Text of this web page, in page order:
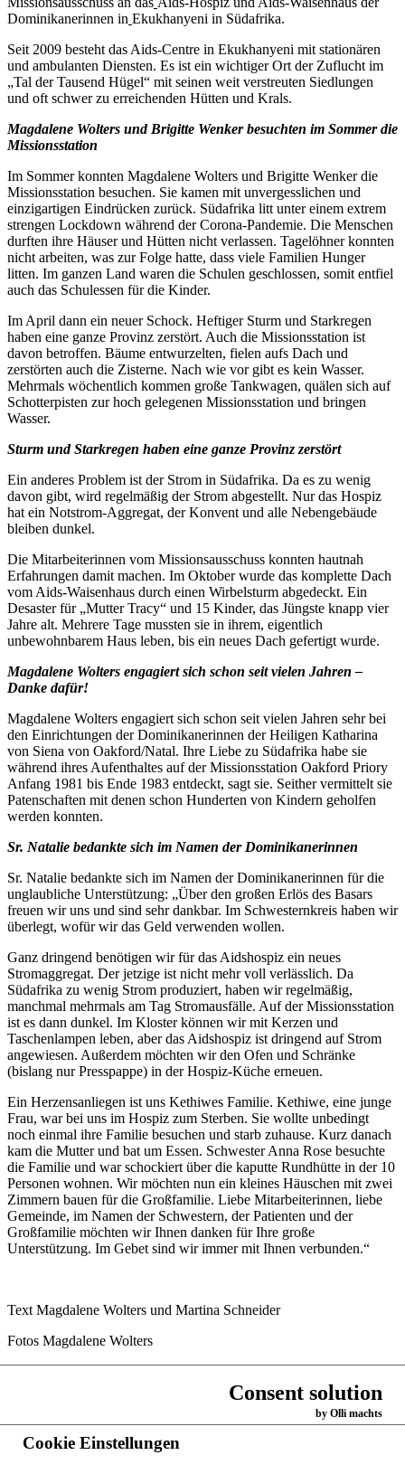
Dominikanerinnen in Ekukhanyeni in Südafrika.
Seit 2009 besteht das Aids-Centre in Ekukhanyeni mit stationären
und ambulanten Diensten. Es ist ein wichtiger Ort der Zuflucht im
„Tal der Tausend Hügel“ mit seinen weit verstreuten Siedlungen
und oft schwer zu erreichenden Hütten und Krals.
Magdalene Wolters und Brigitte Wenker besuchten im Sommer die
Missionsstation
Im Sommer konnten Magdalene Wolters und Brigitte Wenker die
Missionsstation besuchen. Sie kamen mit unvergesslichen und
einzigartigen Eindrücken zurück. Südafrika litt unter einem extrem
strengen Lockdown während der Corona-Pandemie. Die Menschen
durften ihre Häuser und Hütten nicht verlassen. Tagelöhner konnten
nicht arbeiten, was zur Folge hatte, dass viele Familien Hunger
litten. Im ganzen Land waren die Schulen geschlossen, somit entfiel
auch das Schulessen für die Kinder.
Im April dann ein neuer Schock. Heftiger Sturm und Starkregen
haben eine ganze Provinz zerstört. Auch die Missionsstation ist
davon betroffen. Bäume entwurzelten, fielen aufs Dach und
zerstörten auch die Zisterne. Nach wie vor gibt es kein Wasser.
Mehrmals wöchentlich kommen große Tankwagen, quälen sich auf
Schotterpisten zur hoch gelegenen Missionsstation und bringen
Wasser.
Sturm und Starkregen haben eine ganze Provinz zerstört
Ein anderes Problem ist der Strom in Südafrika. Da es zu wenig
davon gibt, wird regelmäßig der Strom abgestellt. Nur das Hospiz
hat ein Notstrom-Aggregat, der Konvent und alle Nebengebäude
bleiben dunkel.
Die Mitarbeiterinnen vom Missionsausschuss konnten hautnah
Erfahrungen damit machen. Im Oktober wurde das komplette Dach
vom Aids-Waisenhaus durch einen Wirbelsturm abgedeckt. Ein
Desaster für „Mutter Tracy“ und 15 Kinder, das Jüngste knapp vier
Jahre alt. Mehrere Tage mussten sie in ihrem, eigentlich
unbewohnbarem Haus leben, bis ein neues Dach gefertigt wurde.
Magdalene Wolters engagiert sich schon seit vielen Jahren –
Danke dafür!
Magdalene Wolters engagiert sich schon seit vielen Jahren sehr bei
den Einrichtungen der Dominikanerinnen der Heiligen Katharina
von Siena von Oakford/Natal. Ihre Liebe zu Südafrika habe sie
während ihres Aufenthaltes auf der Missionsstation Oakford Priory
Anfang 1981 bis Ende 1983 entdeckt, sagt sie. Seither vermittelt sie
Patenschaften mit denen schon Hunderten von Kindern geholfen
werden konnten.
Sr. Natalie bedankte sich im Namen der Dominikanerinnen
Sr. Natalie bedankte sich im Namen der Dominikanerinnen für die
unglaubliche Unterstützung: „Über den großen Erlös des Basars
freuen wir uns und sind sehr dankbar. Im Schwesternkreis haben wir
überlegt, wofür wir das Geld verwenden wollen.
Ganz dringend benötigen wir für das Aidshospiz ein neues
Stromaggregat. Der jetzige ist nicht mehr voll verlässlich. Da
Südafrika zu wenig Strom produziert, haben wir regelmäßig,
manchmal mehrmals am Tag Stromausfälle. Auf der Missionsstation
ist es dann dunkel. Im Kloster können wir mit Kerzen und
Taschenlampen leben, aber das Aidshospiz ist dringend auf Strom
angewiesen. Außerdem möchten wir den Ofen und Schränke
(bislang nur Presspappe) in der Hospiz-Küche erneuen.
Ein Herzensanliegen ist uns Kethiwes Familie. Kethiwe, eine junge
Frau, war bei uns im Hospiz zum Sterben. Sie wollte unbedingt
noch einmal ihre Familie besuchen und starb zuhause. Kurz danach
kam die Mutter und bat um Essen. Schwester Anna Rose besuchte
die Familie und war schockiert über die kaputte Rundhütte in der 10
Personen wohnen. Wir möchten nun ein kleines Häuschen mit zwei
Zimmern bauen für die Großfamilie. Liebe Mitarbeiterinnen, liebe
Gemeinde, im Namen der Schwestern, der Patienten und der
Großfamilie möchten wir Ihnen danken für Ihre große
Unterstützung. Im Gebet sind wir immer mit Ihnen verbunden.“
Text Magdalene Wolters und Martina Schneider
Fotos Magdalene Wolters
Wer Kethiwes Familie helfen möchte, kann dies mit einer
Geldspende tun. Kirchengemeinde St. Antonius, IBAN: DE35 4035
0005 0000 0553 84, Stichwort "Kethiwes".
Consent solution
by Olli machts
Cookie Einstellungen